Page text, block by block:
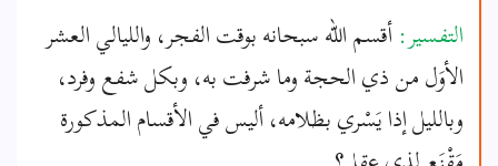
التفسير:أقسم الله سبحانه بوقت الفجر، والليالي العشر
الأوَل من ذي الحجة وما شرفت به، وبكل شفع وفرد،
وبالليل إذا يَسْري بظلامه، أليس في الأقسام المذكورة